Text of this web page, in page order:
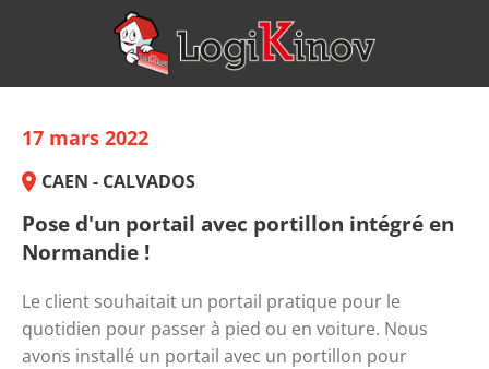
17 mars 2022
CAEN - CALVADOS
Pose d'un portail avec portillon intégré en
Normandie !
Le client souhaitait un portail pratique pour le
quotidien pour passer à pied ou en voiture. Nous
avons installé un portail avec un portillon pour